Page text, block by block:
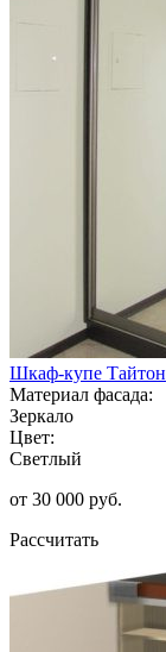
Шкаф-купе Тайтон
Материал фасада:
Зеркало
Цвет:
Светлый
от 30 000 руб.
Рассчитать